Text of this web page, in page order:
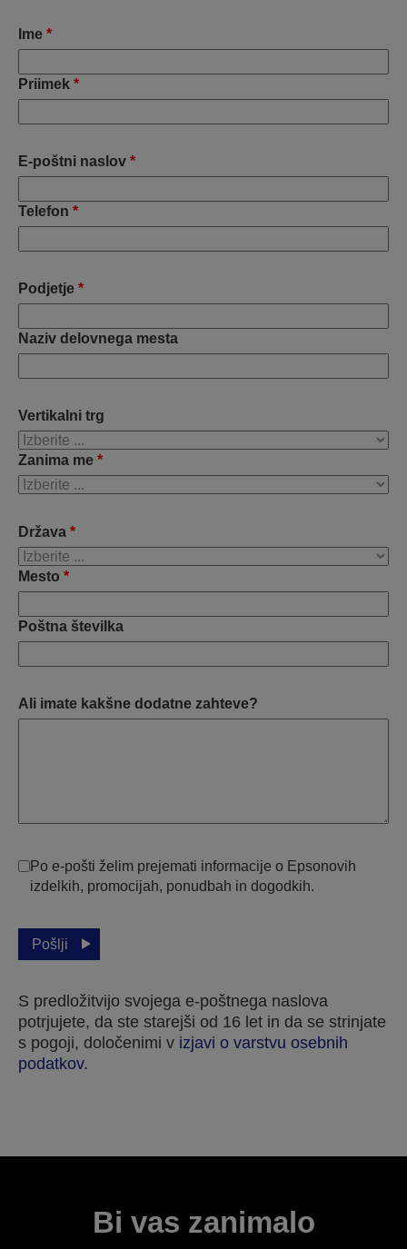
Ime *
Priimek *
E-poštni naslov *
Telefon *
Podjetje *
Naziv delovnega mesta
Vertikalni trg
Zanima me *
Država *
Mesto *
Poštna številka
Ali imate kakšne dodatne zahteve?
Po e-pošti želim prejemati informacije o Epsonovih
izdelkih, promocijah, ponudbah in dogodkih.
Pošlji
S predložitvijo svojega e-poštnega naslova
potrjujete, da ste starejši od 16 let in da se strinjate
s pogoji, določenimi v izjavi o varstvu osebnih
podatkov.
Hvala za vašo prijavo.
delovnih dneh.
Bi vas zanimalo